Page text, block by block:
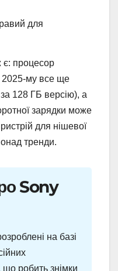
для
є: процесор
2025-му все ще
128 ГБ версію), а
зарядки може
для нішевої
тренди.
Sony
на базі
робить знімки